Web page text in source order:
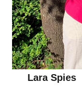
Lara Spies